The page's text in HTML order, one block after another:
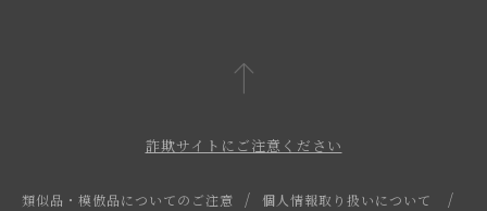
詐欺サイトにご注意ください
類似品・模倣品についてのご注意 個人情報取り扱いについて